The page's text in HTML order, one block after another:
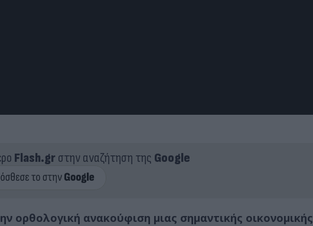
Flash.grστην αναζήτηση της Google
ορθολογική ανακούφιση μιας σημαντικής οικονομικής